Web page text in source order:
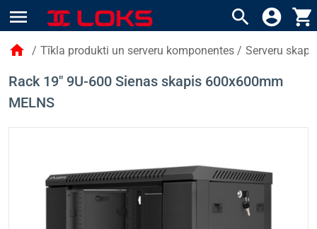
menu search account_circle shopping_cart
home / Tīkla produkti un serveru komponentes / Serveru
Rack 19" 9U-600 Sienas skapis 600x600mm
MELNS